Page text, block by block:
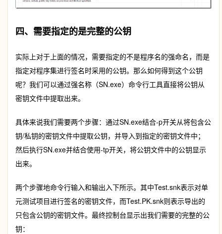
四、需要指定的是完整的公钥
实际上对于上面的情况，需要指定的不是程序名的强命名，而是
指定对程序集进行签名时采用的公钥。那么如何得到这个公钥
呢？我们可以通过强名称（SN.exe）命令行工具直接将公钥从
密钥文件中提取出来。
具体来说我们需要两个步骤：通过SN.exe结合-p开关从将包含公
钥/私钥的密钥文件中提取公钥，并导入到指定的密钥文件中；
然后执行SN.exe并结合使用-tp开关，将公钥文件中的公钥显示
出来。
两个步骤地命令行输入和输出入下所示。其中Test.snk表示对单
元测试项目进行签名的密钥文件，而Test.PK.snk则表示导出的
只包含公钥的密钥文件。最终控制台显示出我们需要的完整的公
钥：